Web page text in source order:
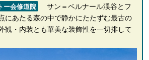
ー会修道院
サン＝ベルナール渓谷とフ
にあたる森の中で静かにたたずむ最古の
観・内装とも華美な装飾性を一切排して